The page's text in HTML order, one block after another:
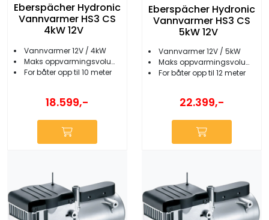
Eberspächer Hydronic
Vannvarmer HS3 CS
4kW 12V
Vannvarmer 12V / 4kW
Maks oppvarmingsvolum 20 m³
For båter opp til 10 meter
18.599,-
Eberspächer Hydronic
Vannvarmer HS3 CS
5kW 12V
Vannvarmer 12V / 5kW
Maks oppvarmingsvolum 35 m³
For båter opp til 12 meter
22.399,-